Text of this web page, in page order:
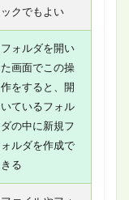
ックでもよい
フォルダを開い
た画面でこの操
作をすると、開
いているフォル
ダの中に新規フ
ォルダを作成で
きる